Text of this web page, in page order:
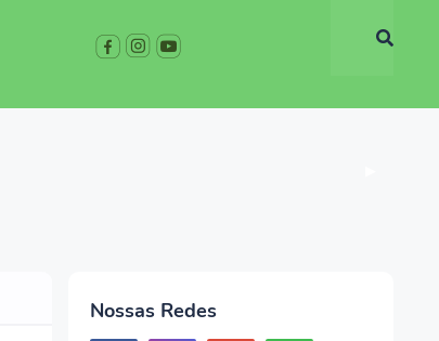
Nossas Redes